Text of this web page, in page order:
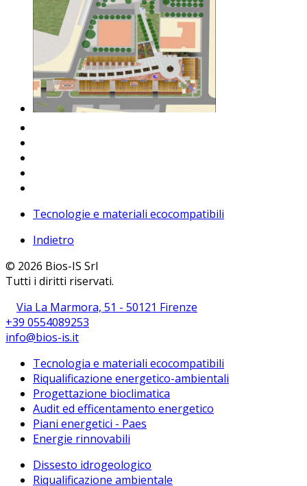
Tecnologie e materiali ecocompatibili
Indietro
© 2026 Bios-IS Srl
Tutti i diritti riservati.
Via La Marmora, 51 - 50121 Firenze
+39 0554089253
info@bios-is.it
Tecnologia e materiali ecocompatibili
Riqualificazione energetico-ambientali
Progettazione bioclimatica
Audit ed efficentamento energetico
Piani energetici - Paes
Energie rinnovabili
Dissesto idrogeologico
Riqualificazione ambientale